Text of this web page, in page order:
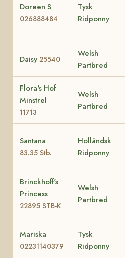
Doreen S
026888484
Tysk
Ridponny
Daisy 25540
Welsh
Partbred
Flora's Hof
Minstrel
11713
Welsh
Partbred
Santana
83.35 Stb.
Holländsk
Ridponny
Brinckhoff's
Princess
22895 STB-K
Welsh
Partbred
Mariska
02231140379
Tysk
Ridponny